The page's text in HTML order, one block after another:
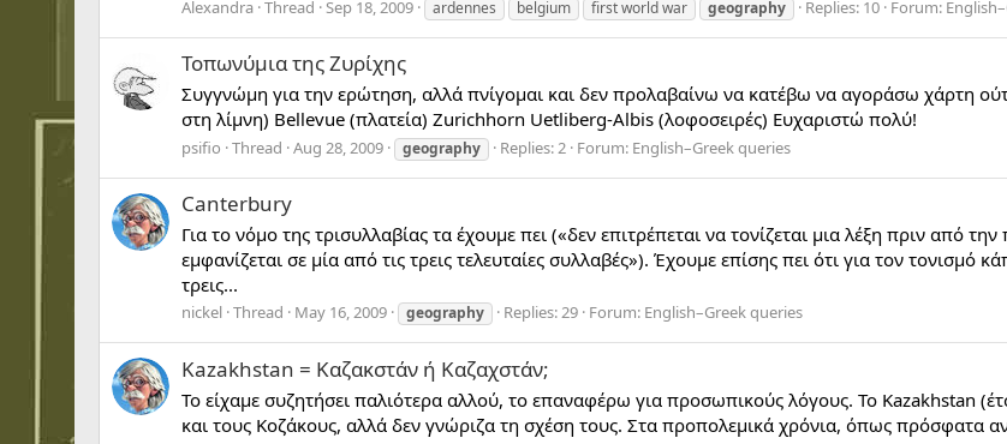
Alexandra Thread Sep 18, 2009 ardennes belgium first world war geography Replies: 10 Forum:
Τοπωνύμια της Ζυρίχης
Συγγνώμη για την ερώτηση, αλλά πνίγομαι και δεν προλαβαίνω να κατέβω να αγοράσω χάρτη
στη λίμνη) Bellevue (πλατεία) Zurichhorn Uetliberg-Albis (λοφοσειρές) Ευχαριστώ πολύ!
psifio Thread Aug 28, 2009 geography Replies: 2 Forum: English–Greek queries
Canterbury
Για το νόμο της τρισυλλαβίας τα έχουμε πει («δεν επιτρέπεται να τονίζεται μια λέξη πριν από
εμφανίζεται σε μία από τις τρεις τελευταίες συλλαβές»). Έχουμε επίσης πει ότι για τον
τρεις...
nickel Thread May 16, 2009 geography Replies: 29 Forum: English–Greek queries
Kazakhstan = Καζακστάν ή Καζαχστάν;
Το είχαμε συζητήσει παλιότερα αλλού, το επαναφέρω για προσωπικούς λόγους. Το Kazakhstan
και τους Κοζάκους, αλλά δεν γνώριζα τη σχέση τους. Στα προπολεμικά χρόνια, όπως πρόσφατα